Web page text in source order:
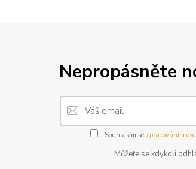
Nepropásněte
Souhlasím se zpracováním
Můžete se kdykoli